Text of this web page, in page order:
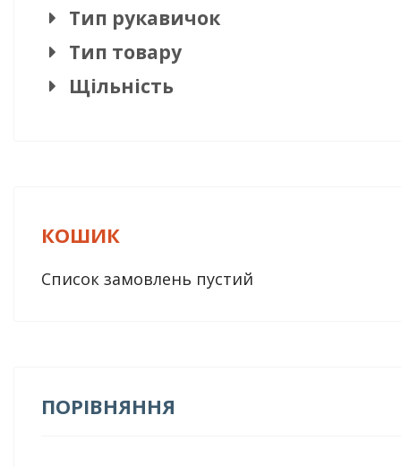
Тип рукавичок
Тип товару
Щільність
КОШИК
Список замовлень пустий
ПОРІВНЯННЯ